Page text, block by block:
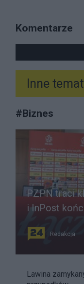
Komentarze
Inne
#Biznes
PZPN traci
i InPost
Redakcja
Lawina